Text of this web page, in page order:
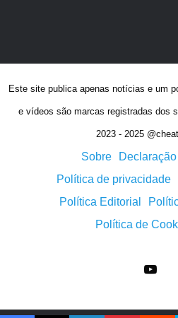
Este site publica apenas notícias e um
e vídeos são marcas registradas dos
2023 - 2025
Sobre
Política de privacidade
Política Editorial
Política de